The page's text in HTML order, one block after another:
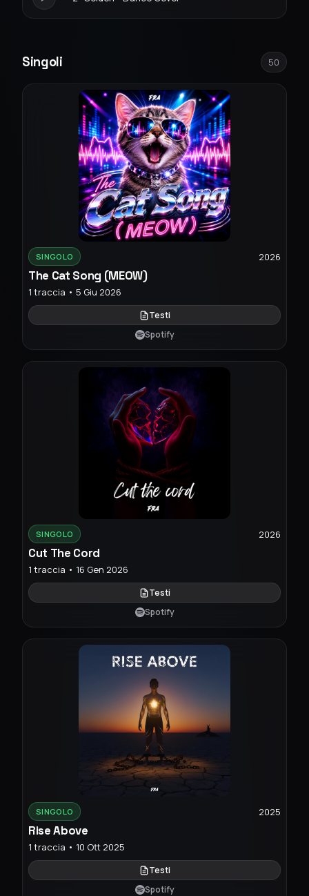
Singoli 50
SINGOLO 2026
The Cat Song (MEOW)
1 traccia • 5 Giu 2026
Testi
Spotify
SINGOLO 2026
Cut The Cord
1 traccia • 16 Gen 2026
Testi
Spotify
SINGOLO 2025
Rise Above
1 traccia • 10 Ott 2025
Testi
Spotify